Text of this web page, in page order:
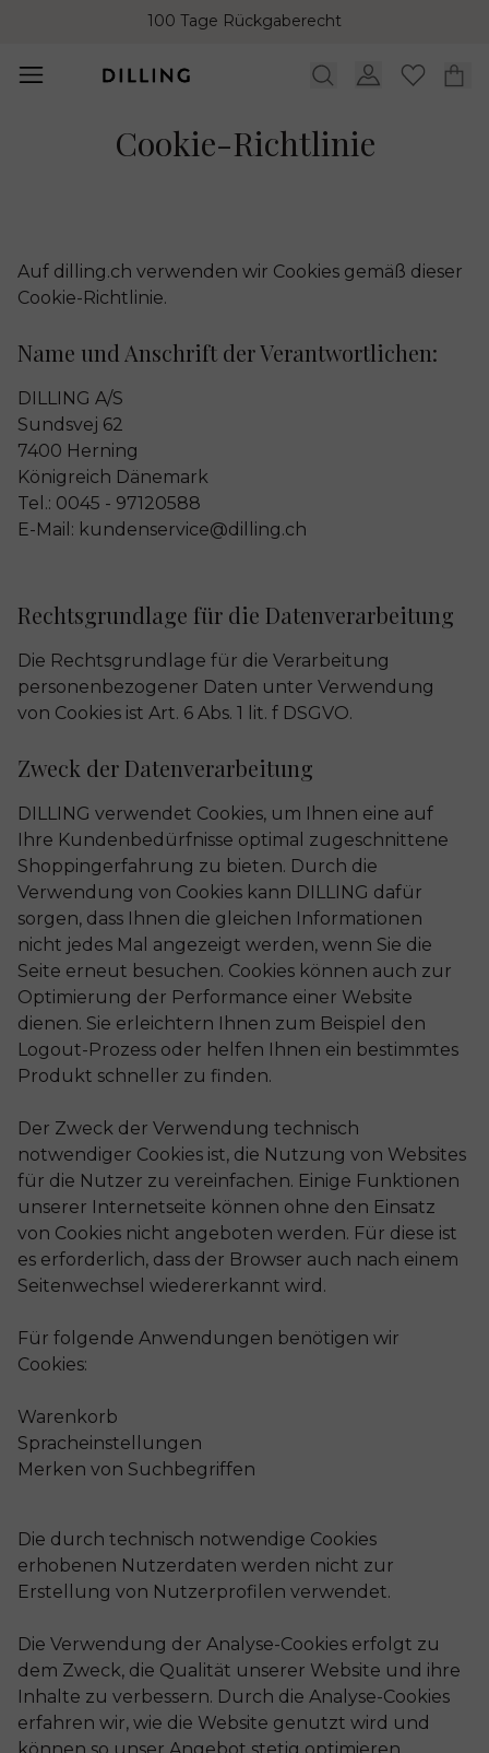
100 Tage Rückgaberecht
Cookie-Richtlinie
Auf dilling.ch verwenden wir Cookies gemäß dieser
Cookie-Richtlinie.
Name und Anschrift der Verantwortlichen:
DILLING A/S
Sundsvej 62
7400 Herning
Königreich Dänemark
Tel.: 0045 - 97120588
E-Mail: kundenservice@dilling.ch
Rechtsgrundlage für die Datenverarbeitung
Die Rechtsgrundlage für die Verarbeitung
personenbezogener Daten unter Verwendung
von Cookies ist Art. 6 Abs. 1 lit. f DSGVO.
Zweck der Datenverarbeitung
DILLING verwendet Cookies, um Ihnen eine auf
Ihre Kundenbedürfnisse optimal zugeschnittene
Shoppingerfahrung zu bieten. Durch die
Verwendung von Cookies kann DILLING dafür
sorgen, dass Ihnen die gleichen Informationen
nicht jedes Mal angezeigt werden, wenn Sie die
Seite erneut besuchen. Cookies können auch zur
Optimierung der Performance einer Website
dienen. Sie erleichtern Ihnen zum Beispiel den
Logout-Prozess oder helfen Ihnen ein bestimmtes
Produkt schneller zu finden.
Der Zweck der Verwendung technisch
notwendiger Cookies ist, die Nutzung von Websites
für die Nutzer zu vereinfachen. Einige Funktionen
unserer Internetseite können ohne den Einsatz
von Cookies nicht angeboten werden. Für diese ist
es erforderlich, dass der Browser auch nach einem
Seitenwechsel wiedererkannt wird.
Für folgende Anwendungen benötigen wir
Cookies:
Warenkorb
Spracheinstellungen
Merken von Suchbegriffen
Die durch technisch notwendige Cookies
erhobenen Nutzerdaten werden nicht zur
Erstellung von Nutzerprofilen verwendet.
Die Verwendung der Analyse-Cookies erfolgt zu
dem Zweck, die Qualität unserer Website und ihre
Inhalte zu verbessern. Durch die Analyse-Cookies
erfahren wir, wie die Website genutzt wird und